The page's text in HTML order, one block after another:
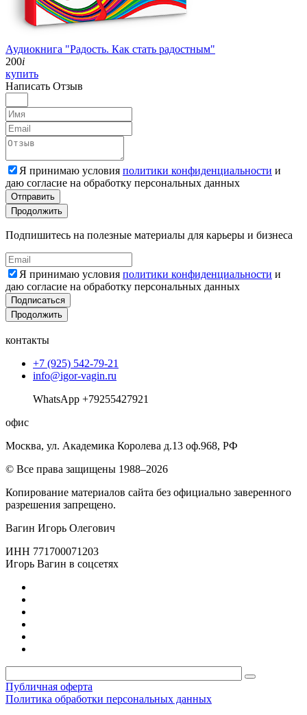
Аудиокнига "Радость. Как стать радостным"
200i
купить
Написать Отзыв
Я принимаю условия политики конфиденциальности и
даю согласие на обработку персональных данных
Отправить
Продолжить
Подпишитесь на полезные материалы для карьеры и бизнеса
Я принимаю условия политики конфиденциальности и
даю согласие на обработку персональных данных
Подписаться
Продолжить
контакты
+7 (925) 542-79-21
info@igor-vagin.ru
WhatsApp +79255427921
офис
Москва, ул. Академика Королева д.13 оф.968, РФ
© Все права защищены 1988–2026
Копирование материалов сайта без официально заверенного
разрешения запрещено.
Вагин Игорь Олегович
ИНН 771700071203
Игорь Вагин в соцсетях
Публичная оферта
Политика обработки персональных данных